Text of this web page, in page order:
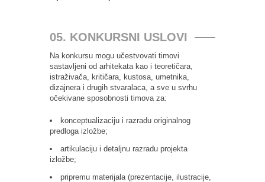
05. KONKURSNI USLOVI
Na konkursu mogu učestvovati timovi
sastavljeni od arhitekata kao i teoretičara,
istraživača, kritičara, kustosa, umetnika,
dizajnera i drugih stvaralaca, a sve u svrhu
očekivane sposobnosti timova za:
konceptualizaciju i razradu originalnog
predloga izložbe;
artikulaciju i detaljnu razradu projekta
izložbe;
pripremu materijala (prezentacije, ilustracije,